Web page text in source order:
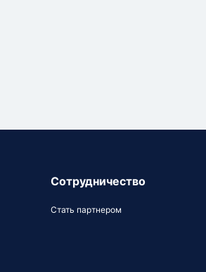
Сотрудничество
Стать партнером